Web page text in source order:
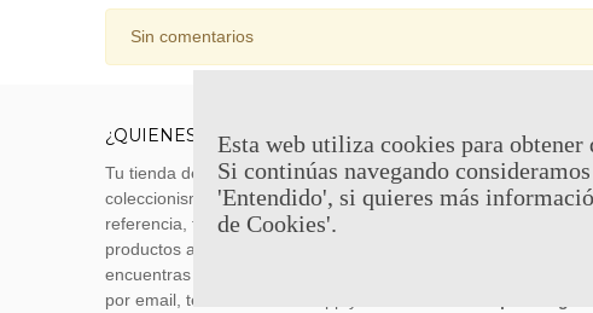
Sin comentarios
¿QUIENES SOMOS?
Tu tienda de merchandising, artículos de
coleccionismo y réplicas históricas de
referencia, tenemos una gran variedad de
productos a los mejores precios. Si no
encuentras lo que buscas, danos un toque
por email, teléfono o Whatsapp y te lo
ENVÍOS Y
Envíos muy
transportistas,
Esta web utiliza cookies para obtener
Si continúas navegando
'Entendido', si quieres más
de Cookies'.